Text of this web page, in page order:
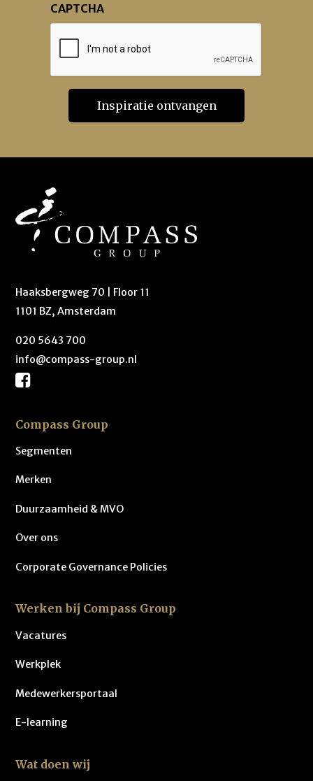
CAPTCHA
Haaksbergweg 70 | Floor 11
1101 BZ, Amsterdam
020 5643 700
info@compass-group.nl
Compass Group
Segmenten
Merken
Duurzaamheid & MVO
Over ons
Corporate Governance Policies
Werken bij Compass Group
Vacatures
Werkplek
Medewerkersportaal
E-learning
Wat doen wij